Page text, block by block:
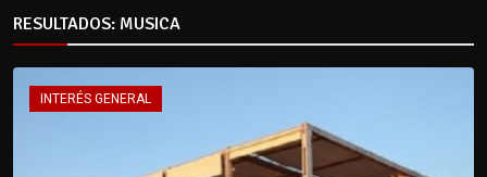
RESULTADOS: MUSICA
INTERÉS GENERAL